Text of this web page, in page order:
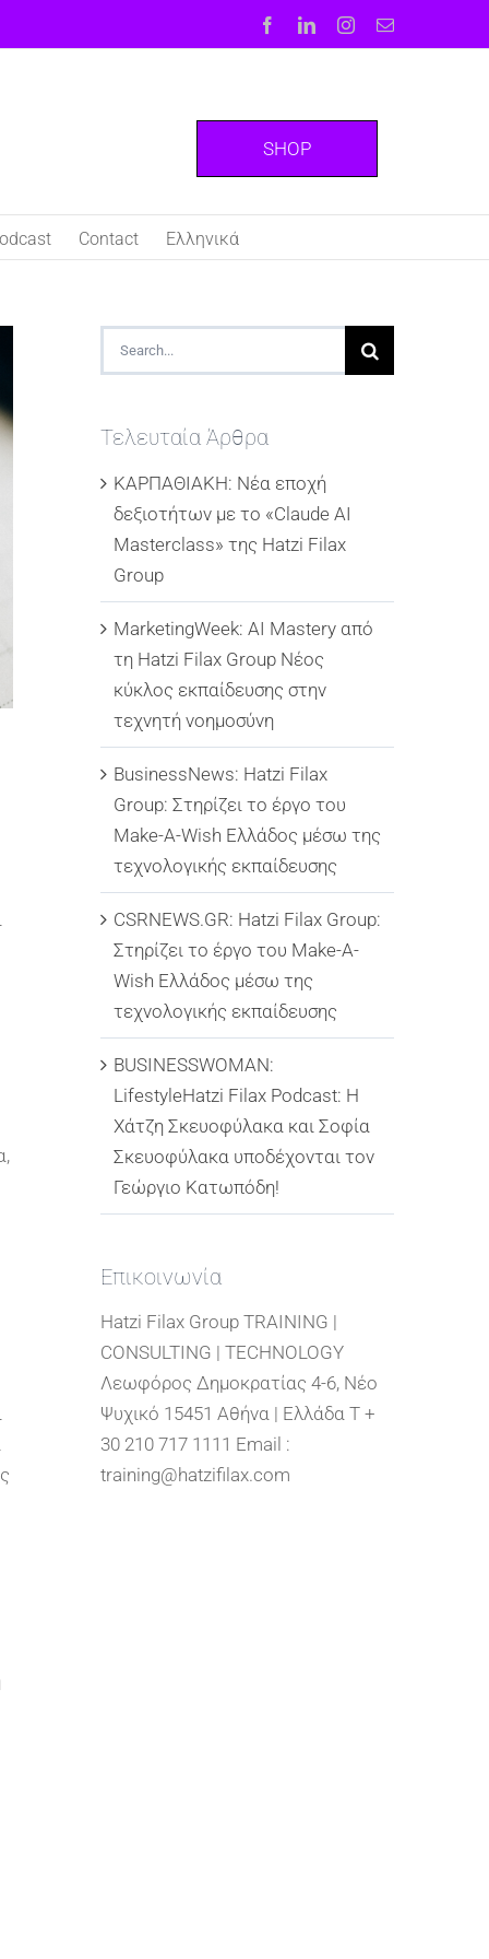
FacebookLinkedInInstagram
Email
SHOP
Contact Ελληνικά
Search
for:
Τελευταία Άρθρα
ΚΑΡΠΑΘΙΑΚΗ: Νέα εποχή
δεξιοτήτων με το «Claude AI
Masterclass» της Hatzi Filax
Group
MarketingWeek: AI Mastery από
τη Hatzi Filax Group Νέος
κύκλος εκπαίδευσης στην
τεχνητή νοημοσύνη
BusinessNews: Hatzi Filax
Group: Στηρίζει το έργο του
Make-A-Wish Ελλάδος μέσω της
τεχνολογικής εκπαίδευσης
CSRNEWS.GR: Hatzi Filax Group:
Στηρίζει το έργο του Make-A-
Wish Ελλάδος μέσω της
τεχνολογικής εκπαίδευσης
BUSINESSWOMAN:
LifestyleHatzi Filax Podcast: Η
Χάτζη Σκευοφύλακα και Σοφία
Σκευοφύλακα υποδέχονται τον
Γεώργιο Κατωπόδη!
Επικοινωνία
Hatzi Filax Group TRAINING |
CONSULTING | TECHNOLOGY
Λεωφόρος Δημοκρατίας 4-6, Νέο
Ψυχικό 15451 Αθήνα | Ελλάδα T +
30 210 717 1111 Email :
training@hatzifilax.com